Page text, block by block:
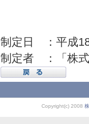
制定日 ：平成
制定者 ：「株
Copyright(c) 2008